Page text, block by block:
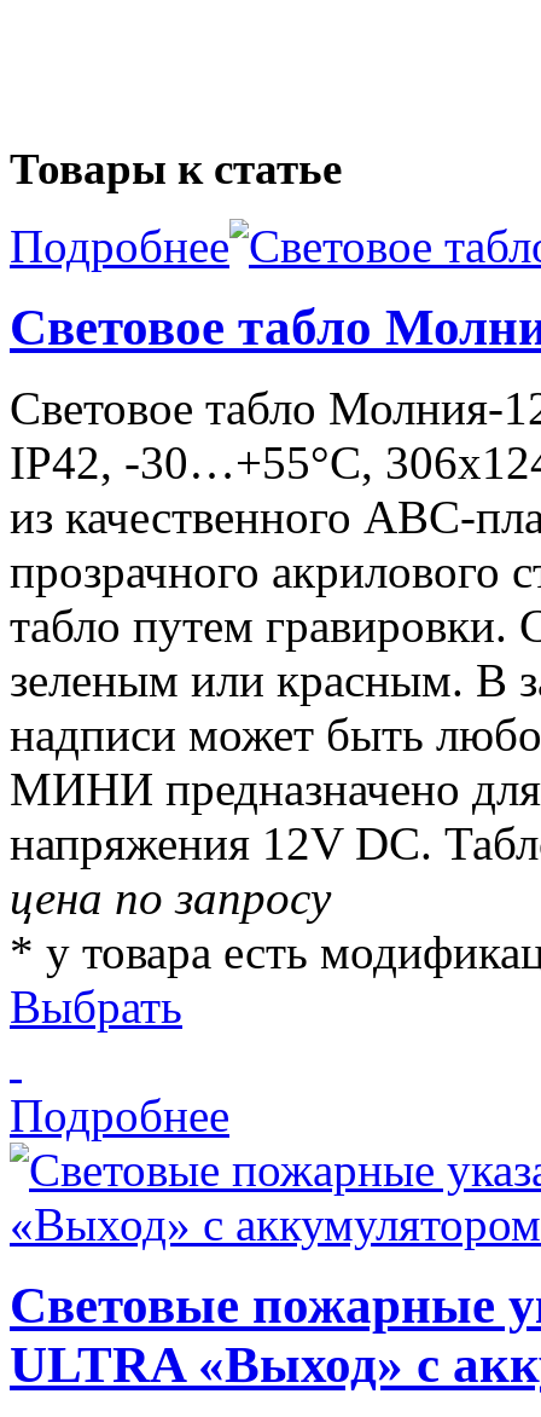
Товары к статье
Подробнее
Световое табло
Световое табло
IP42, -30…+55°С,
из качественного ABC-
прозрачного акрилового
табло путем гравировки.
зеленым или красным. В
надписи может быть
МИНИ предназначено для
напряжения 12V DC.
цена по запросу
* у товара есть
Выбрать
Подробнее
Световые пожарные
ULTRA «Выход» с